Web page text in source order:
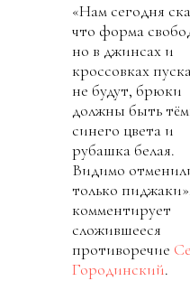
«Нам сегодня
что форма
но в джинсах и
кроссовках
не будут, брюки
должны быть
синего цвета и
рубашка белая.
Видимо
только
комментирует
сложившееся
противоречие
Городинский.